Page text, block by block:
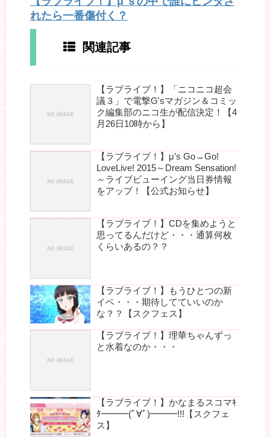
れたら一番傷付く？
関連記事
【ラブライブ！】「ニコニコ超会
議３」で電撃G'sマガジン＆コミッ
ク編集部のニコ生が配信決定！【4
月26日10時から】
【ラブライブ！】μ’s Go→Go!
LoveLive! 2015～Dream Sensation!
～ライブビューイング当日券情報
をアップ！【公式お知らせ】
【ラブライブ！】CDを集めようと
思ってるんだけど・・・通算何枚
くらいあるの？？
【ラブライブ！】もうひとつの新
イベ・・・期待してていいのか
な？？【スクフェス】
【ラブライブ！】理華ちゃんずっ
と水着なのか・・・
【ラブライブ！】かなまるスコマｷ
ﾀ━━━(ﾟ∀ﾟ)━━━!!!【スクフェ
ス】